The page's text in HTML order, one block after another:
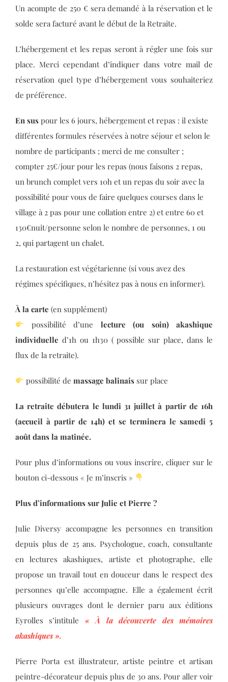
Un acompte de 250 € sera demandé à la réservation et le
solde sera facturé avant le début de la Retraite.
L’hébergement et les repas seront à régler une fois sur
place. Merci cependant d’indiquer dans votre mail de
réservation quel type d’hébergement vous souhaiteriez
de préférence.
En sus pour les 6 jours, hébergement et repas : il existe
différentes formules réservées à notre séjour et selon le
nombre de participants ; merci de me consulter ;
compter 25€/jour pour les repas (nous faisons 2 repas,
un brunch complet vers 10h et un repas du soir avec la
possibilité pour vous de faire quelques courses dans le
village à 2 pas pour une collation entre 2) et entre 60 et
130€nuit/personne selon le nombre de personnes, 1 ou
2, qui partagent un chalet.
La restauration est végétarienne (si vous avez des
régimes spécifiques, n’hésitez pas à nous en informer).
À la carte (en supplément)
possibilité d’une lecture (ou soin) akashique
individuelle d’1h ou 1h30 ( possible sur place, dans le
flux de la retraite).
possibilité demassage balinais sur place
La retraite débutera le lundi 31 juillet à partir de 16h
(accueil à partir de 14h) et se terminera le samedi 5
août dans la matinée.
Pour plus d’informations ou vous inscrire, cliquer sur le
bouton ci-dessous « Je m’inscris »
Plus d’informations sur Julie et Pierre ?
Julie Diversy accompagne les personnes en transition
depuis plus de 25 ans. Psychologue, coach, consultante
en lectures akashiques, artiste et photographe, elle
propose un travail tout en douceur dans le respect des
personnes qu’elle accompagne. Elle a également écrit
plusieurs ouvrages dont le dernier paru aux éditions
Eyrolles s’intitule « À la découverte des mémoires
akashiques ».
Pierre Porta est illustrateur, artiste peintre et artisan
peintre-décorateur depuis plus de 30 ans. Pour aller voir